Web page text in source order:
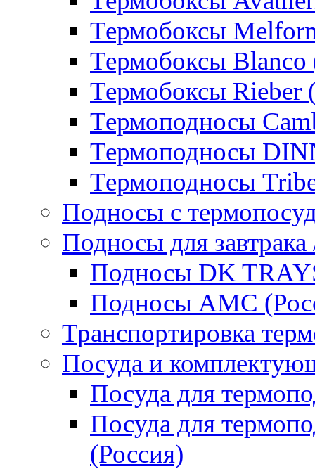
Термобоксы
Термобоксы Blanco
Термобоксы Rieber
Термоподносы
Термоподносы
Термоподносы
Подносы с
Подносы для завтрака
Подносы DK
Подносы AMC
Транспортировка
Посуда и
Посуда для
Посуда для
(Россия)